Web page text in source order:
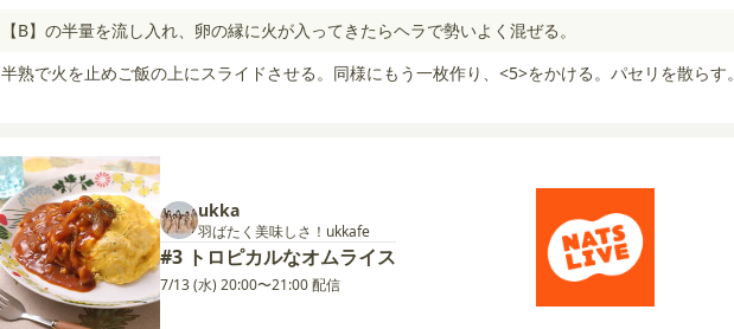
【B】の半量を流し入れ、卵の縁に火が入ってきたらヘラで勢いよく混ぜる。
半熟で火を止めご飯の上にスライドさせる。同様にもう一枚作り、<5>をかける。パセリを散らす。
ukka
羽ばたく美味しさ！ukkafe
#3 トロピカルなオムライス
7/13 (水) 20:00〜21:00 配信